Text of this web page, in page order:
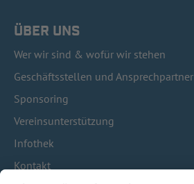
ÜBER UNS
Wer wir sind & wofür wir stehen
Geschäftsstellen und Ansprechpartner
Sponsoring
Vereinsunterstützung
Infothek
Kontakt